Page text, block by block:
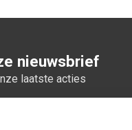
nieuwsbrief
laatste acties